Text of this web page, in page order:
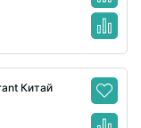
Китай